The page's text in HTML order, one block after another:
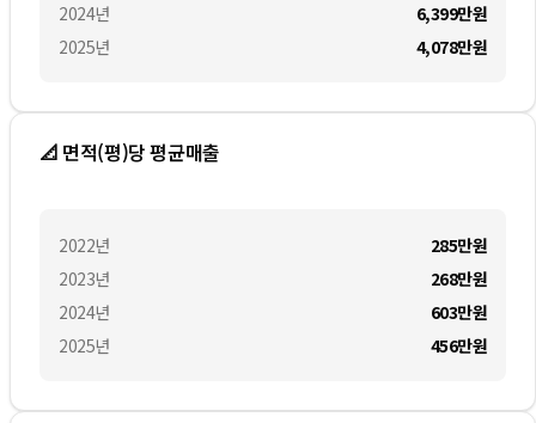
2024년
2025년
6,399만원
4,078만원
📐 면적(평)당 평균매출
2022년
2023년
2024년
2025년
285만원
268만원
603만원
456만원